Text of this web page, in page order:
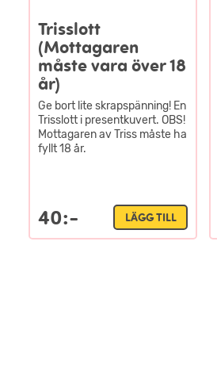
Trisslott
(Mottagaren
måste vara över 18
år)
Ge bort lite skrapspänning! En
Trisslott i presentkuvert. OBS!
Mottagaren av Triss måste ha
fyllt 18 år.
40:- LÄGG TILL